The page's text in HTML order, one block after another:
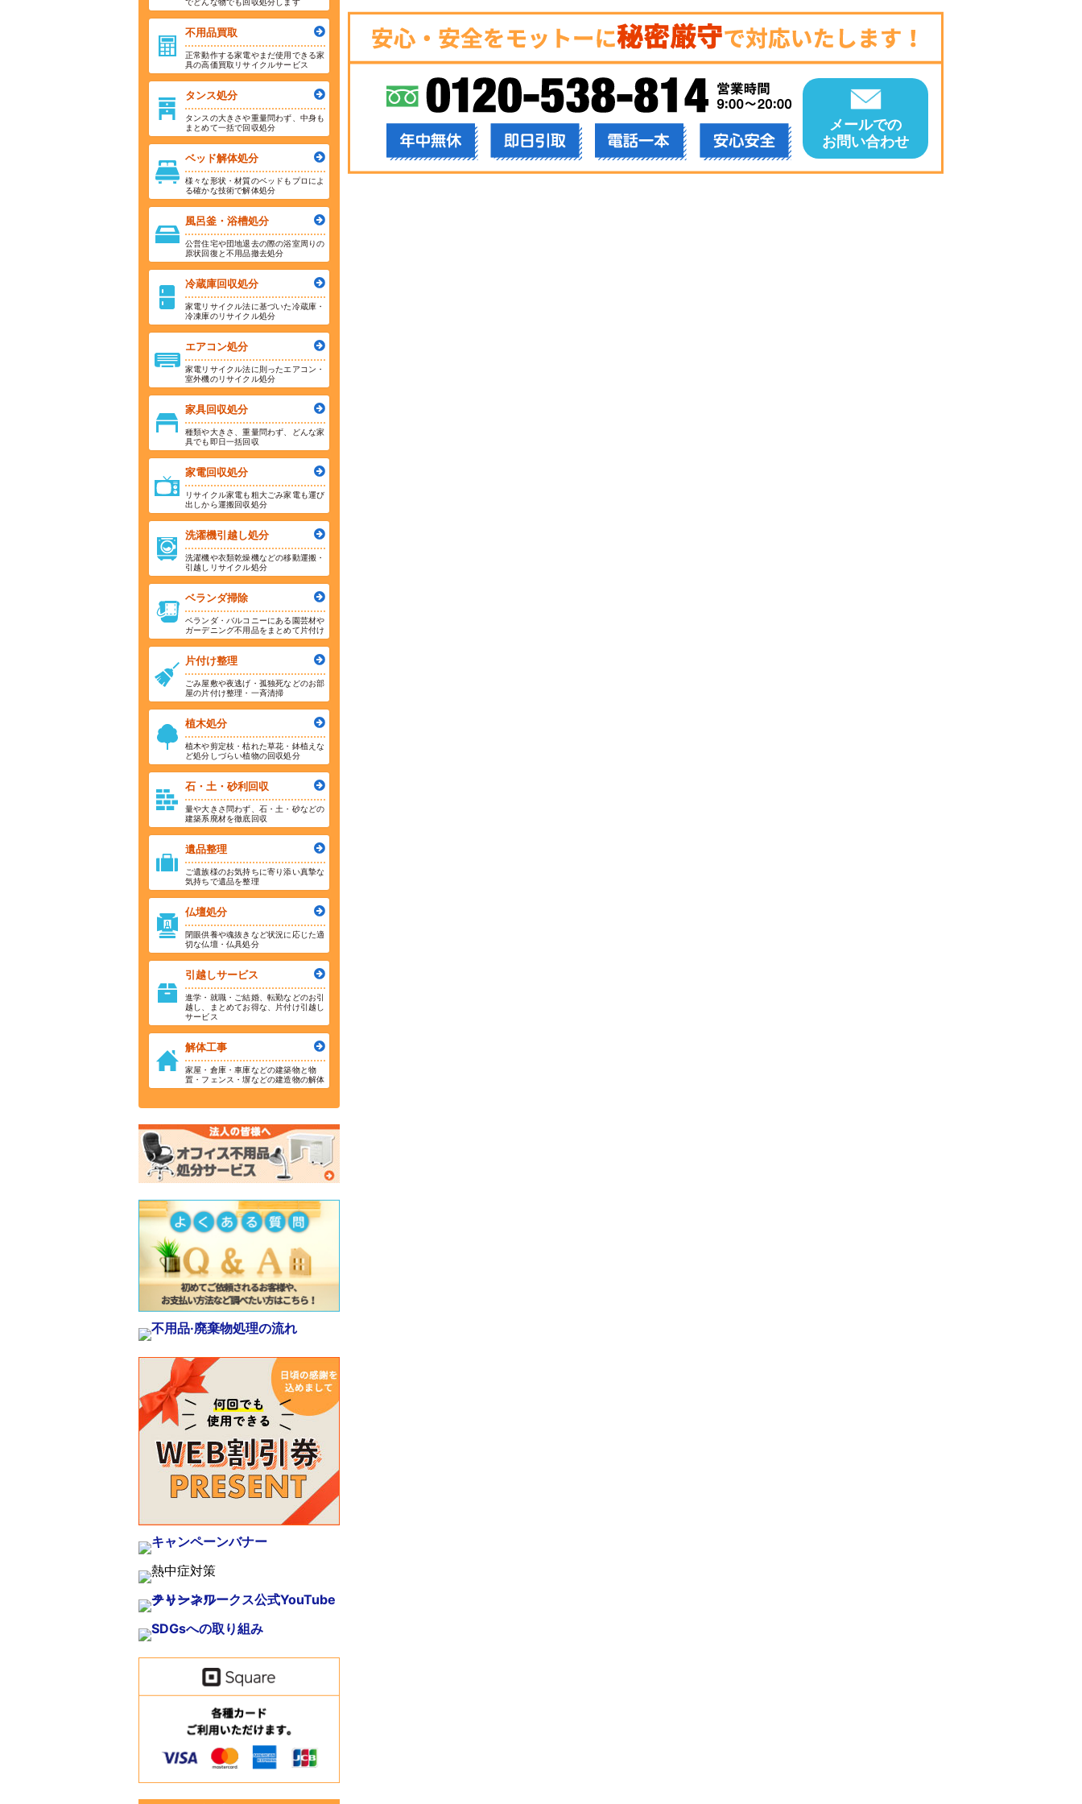
メールでの
お問い合わせ
不用品買取
正常動作する家電やまだ使用できる家
具の高価買取リサイクルサービス
タンス処分
タンスの大きさや重量問わず、中身も
まとめて一括で回収処分
ベッド解体処分
様々な形状・材質のベッドもプロによ
る確かな技術で解体処分
風呂釜・浴槽処分
公営住宅や団地退去の際の浴室周りの
原状回復と不用品撤去処分
冷蔵庫回収処分
家電リサイクル法に基づいた冷蔵庫・
冷凍庫のリサイクル処分
エアコン処分
家電リサイクル法に則ったエアコン・
室外機のリサイクル処分
家具回収処分
種類や大きさ、重量問わず、どんな家
具でも即日一括回収
家電回収処分
リサイクル家電も粗大ごみ家電も運び
出しから運搬回収処分
洗濯機引越し処分
洗濯機や衣類乾燥機などの移動運搬・
引越しリサイクル処分
ベランダ掃除
ベランダ・バルコニーにある園芸材や
ガーデニング不用品をまとめて片付け
片付け整理
ごみ屋敷や夜逃げ・孤独死などのお部
屋の片付け整理・一斉清掃
植木処分
植木や剪定枝・枯れた草花・鉢植えな
ど処分しづらい植物の回収処分
石・土・砂利回収
量や大きさ問わず、石・土・砂などの
建築系廃材を徹底回収
遺品整理
ご遺族様のお気持ちに寄り添い真摯な
気持ちで遺品を整理
仏壇処分
閉眼供養や魂抜きなど状況に応じた適
切な仏壇・仏具処分
引越しサービス
進学・就職・ご結婚、転勤などのお引
越し、まとめてお得な、片付け引越し
サービス
解体工事
家屋・倉庫・車庫などの建築物と物
置・フェンス・塀などの建造物の解体